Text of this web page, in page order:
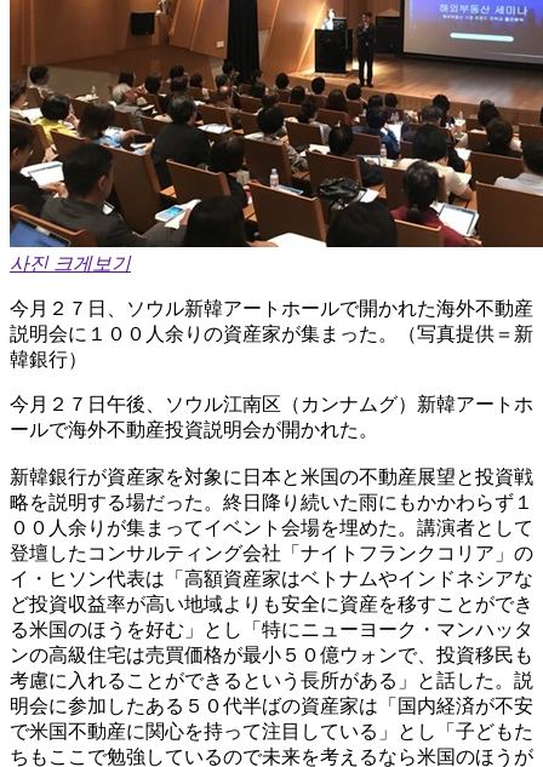
사진 크게보기
今月２７日、ソウル新韓アートホールで開かれた海外不動産
説明会に１００人余りの資産家が集まった。（写真提供＝新
韓銀行）
今月２７日午後、ソウル江南区（カンナムグ）新韓アートホ
ールで海外不動産投資説明会が開かれた。
新韓銀行が資産家を対象に日本と米国の不動産展望と投資戦
略を説明する場だった。終日降り続いた雨にもかかわらず１
００人余りが集まってイベント会場を埋めた。講演者として
登壇したコンサルティング会社「ナイトフランクコリア」の
イ・ヒソン代表は「高額資産家はベトナムやインドネシアな
ど投資収益率が高い地域よりも安全に資産を移すことができ
る米国のほうを好む」とし「特にニューヨーク・マンハッタ
ンの高級住宅は売買価格が最小５０億ウォンで、投資移民も
考慮に入れることができるという長所がある」と話した。説
明会に参加したある５０代半ばの資産家は「国内経済が不安
で米国不動産に関心を持って注目している」とし「子どもた
ちもここで勉強しているので未来を考えるなら米国のほうが